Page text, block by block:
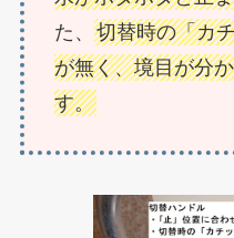
た、 切替時の「カ
が無く、境目が分
す。